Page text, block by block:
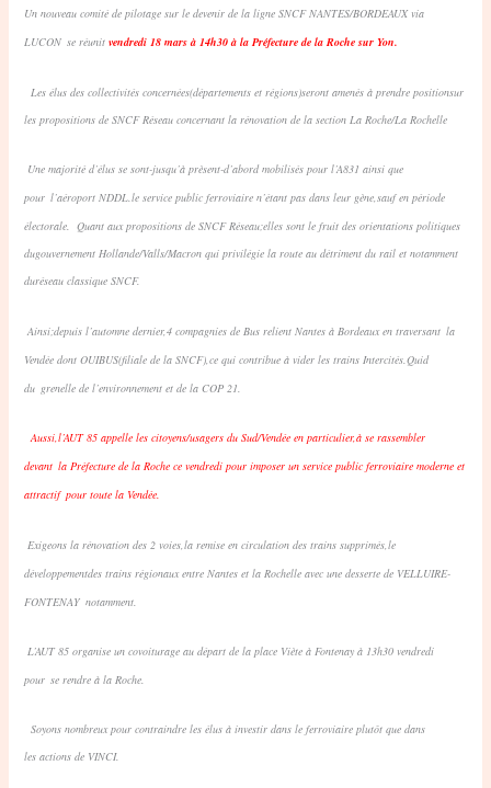
Un nouveau comité de pilotage sur le devenir de la ligne SNCF NANTES/BORDEAUX via
LUCON se réunitvendredi 18 mars à 14h30 à la Préfecture de la Roche sur Yon.
Les élus des collectivités concernées(départements et régions)seront amenés à prendre positionsur
les propositions de SNCF Réseau concernant la rénovation de la section La Roche/La Rochelle
Une majorité d’élus se sont-jusqu’à prèsent-d’abord mobilisés pour l’A831 ainsi que
pour l’aéroport NDDL.le service public ferroviaire n’étant pas dans leur gène,sauf en période
électorale. Quant aux propositions de SNCF Réseau;elles sont le fruit des orientations politiques
dugouvernement Hollande/Valls/Macron qui privilégie la route au détriment du rail et notamment
duréseau classique SNCF.
Ainsi;depuis l’automne dernier,4 compagnies de Bus relient Nantes à Bordeaux en traversant la
Vendée dont OUIBUS(filiale de la SNCF),ce qui contribue à vider les trains Intercités.Quid
du grenelle de l’environnement et de la COP 21.
Aussi,l’AUT 85 appelle les citoyens/usagers du Sud/Vendée en particulier,à se rassembler
devant la Préfecture de la Roche ce vendredi pour imposer un service public ferroviaire moderne et
attractif pour toute la Vendée.
Exigeons la rénovation des 2 voies,la remise en circulation des trains supprimés,le
développementdes trains régionaux entre Nantes et la Rochelle avec une desserte de VELLUIRE-
FONTENAY notamment.
L’AUT 85 organise un covoiturage au départ de la place Viète à Fontenay à 13h30 vendredi
pour se rendre à la Roche.
Soyons nombreux pour contraindre les élus à investir dans le ferroviaire plutôt que dans
lesactions de VINCI.